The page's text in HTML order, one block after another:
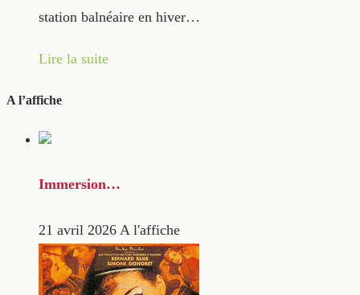
station balnéaire en hiver…
Lire la suite
A l’affiche
Immersion…
21 avril 2026 A l'affiche